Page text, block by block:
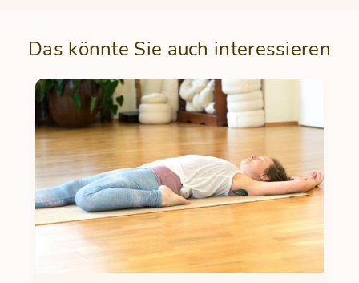
Das könnte Sie auch interessieren